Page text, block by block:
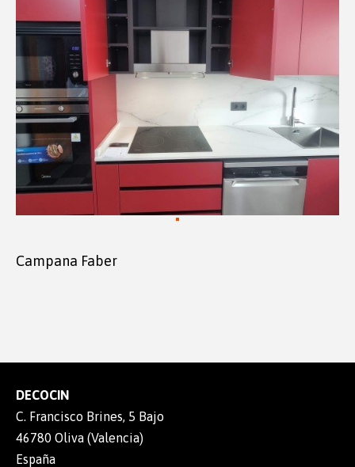
Campana Faber
DECOCIN
C. Francisco Brines, 5 Bajo
46780 Oliva (Valencia)
España